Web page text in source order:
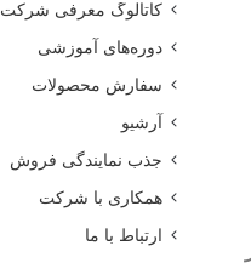
کاتالوگ معرفی شرکت
دوره‌های آموزشی
سفارش محصولات
آرشیو
جذب نمایندگی فروش
همکاری با شرکت
ارتباط با ما